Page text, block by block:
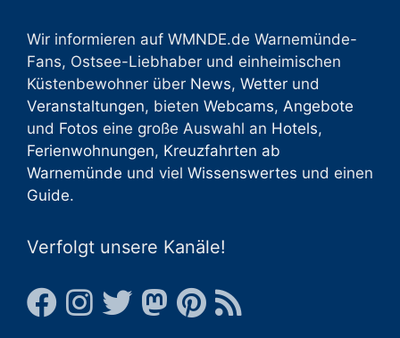
Wir informieren auf WMNDE.de Warnemünde-
Fans, Ostsee-Liebhaber und einheimischen
Küstenbewohner über News, Wetter und
Veranstaltungen, bieten Webcams, Angebote
und Fotos eine große Auswahl an Hotels,
Ferienwohnungen, Kreuzfahrten ab
Warnemünde und viel Wissenswertes und einen
Guide.
Verfolgt unsere Kanäle!